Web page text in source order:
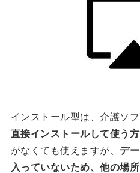
インストール型は、介護ソ
直接インストールして使う
がなくても使えますが、 デ
入っていないため、他の場